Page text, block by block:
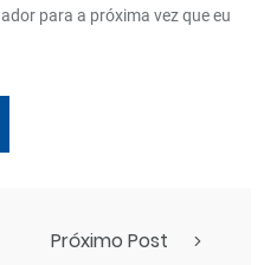
para a próxima vez que eu
Próximo Post